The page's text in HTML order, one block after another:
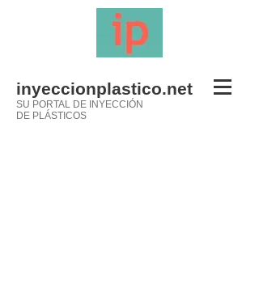
inyeccionplastico.net
SU PORTAL DE INYECCIÓN
DE PLÁSTICOS